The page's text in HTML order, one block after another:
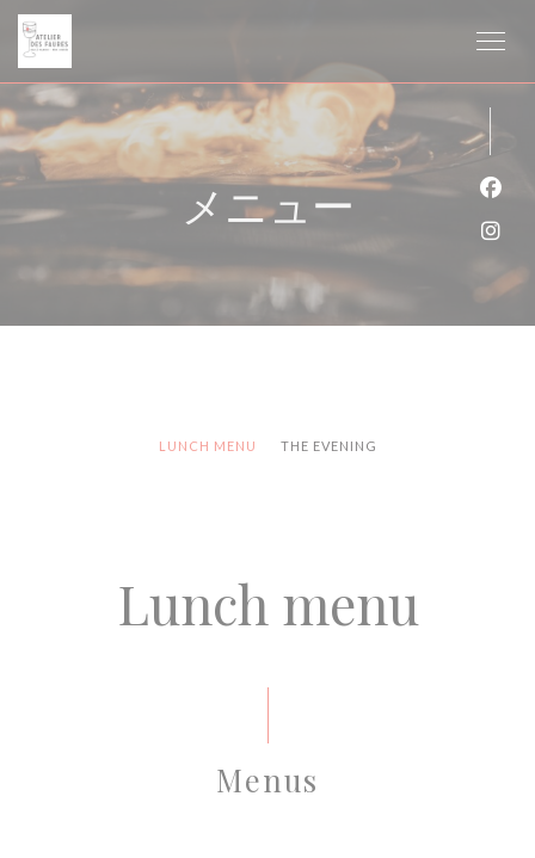
クッキー利用の管理について
メニュー
LUNCH MENU THE EVENING
Lunch menu
Menus